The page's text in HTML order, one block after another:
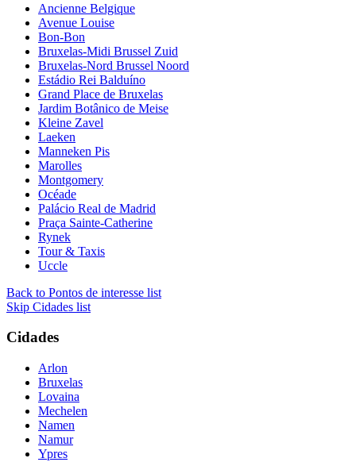
Ancienne Belgique
Avenue Louise
Bon-Bon
Bruxelas-Midi Brussel Zuid
Bruxelas-Nord Brussel Noord
Estádio Rei Balduíno
Grand Place de Bruxelas
Jardim Botânico de Meise
Kleine Zavel
Laeken
Manneken Pis
Marolles
Montgomery
Océade
Palácio Real de Madrid
Praça Sainte-Catherine
Rynek
Tour & Taxis
Uccle
Back to Pontos de interesse list
Skip Cidades list
Cidades
Arlon
Bruxelas
Lovaina
Mechelen
Namen
Namur
Ypres